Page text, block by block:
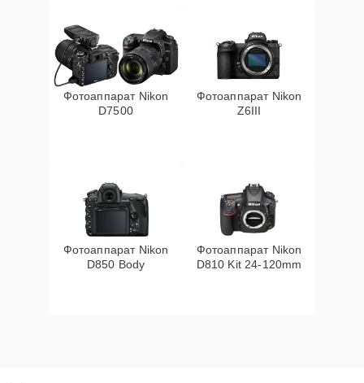
Фотоаппарат Nikon
D7500
Фотоаппарат Nikon
Z6III
Фотоаппарат Nikon
D850 Body
Фотоаппарат Nikon
D810 Kit 24-120mm